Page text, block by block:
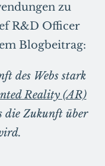
zu
R&D Officer
Blogbeitrag:
des Webs stark
Reality (AR)
die Zukunft über